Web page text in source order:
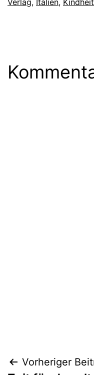
Verlag, Italien, Kindheit
Vorheriger